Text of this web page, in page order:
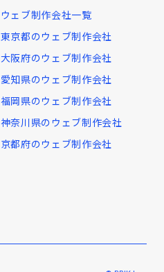
ウェブ制作会社一覧
東京都のウェブ制作会社
大阪府のウェブ制作会社
愛知県のウェブ制作会社
福岡県のウェブ制作会社
神奈川県のウェブ制作会社
京都府のウェブ制作会社